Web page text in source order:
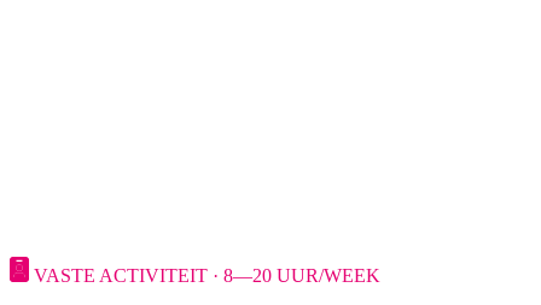
VASTE ACTIVITEIT · 8—20 UUR/WEEK